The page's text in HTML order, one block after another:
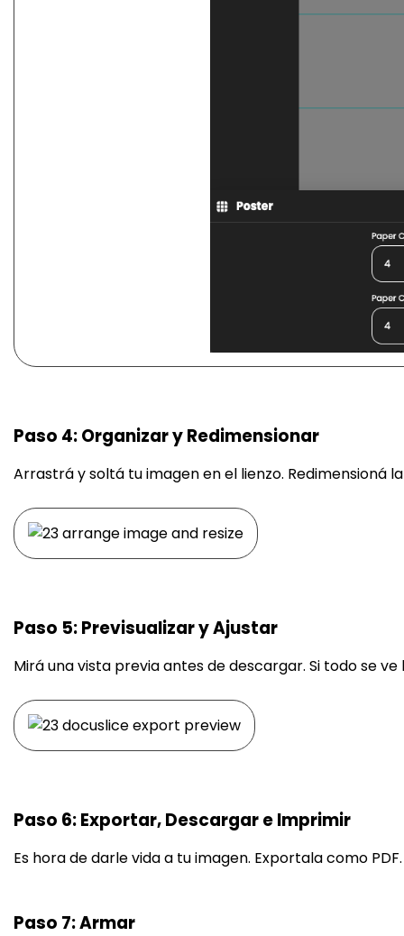
Paso 4: Organizar y Redimensionar
Arrastrá y soltá tu imagen en el lienzo. Redimensioná
Paso 5: Previsualizar y Ajustar
Mirá una vista previa antes de descargar. Si todo se
Paso 6: Exportar, Descargar e Imprimir
Es hora de darle vida a tu imagen. Exportala como
Paso 7: Armar